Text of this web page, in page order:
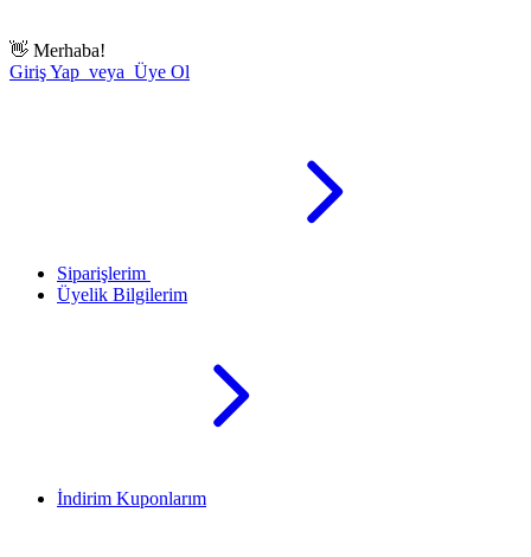
👋 Merhaba!
Giriş Yap veya Üye Ol
Siparişlerim
Üyelik Bilgilerim
İndirim Kuponlarım